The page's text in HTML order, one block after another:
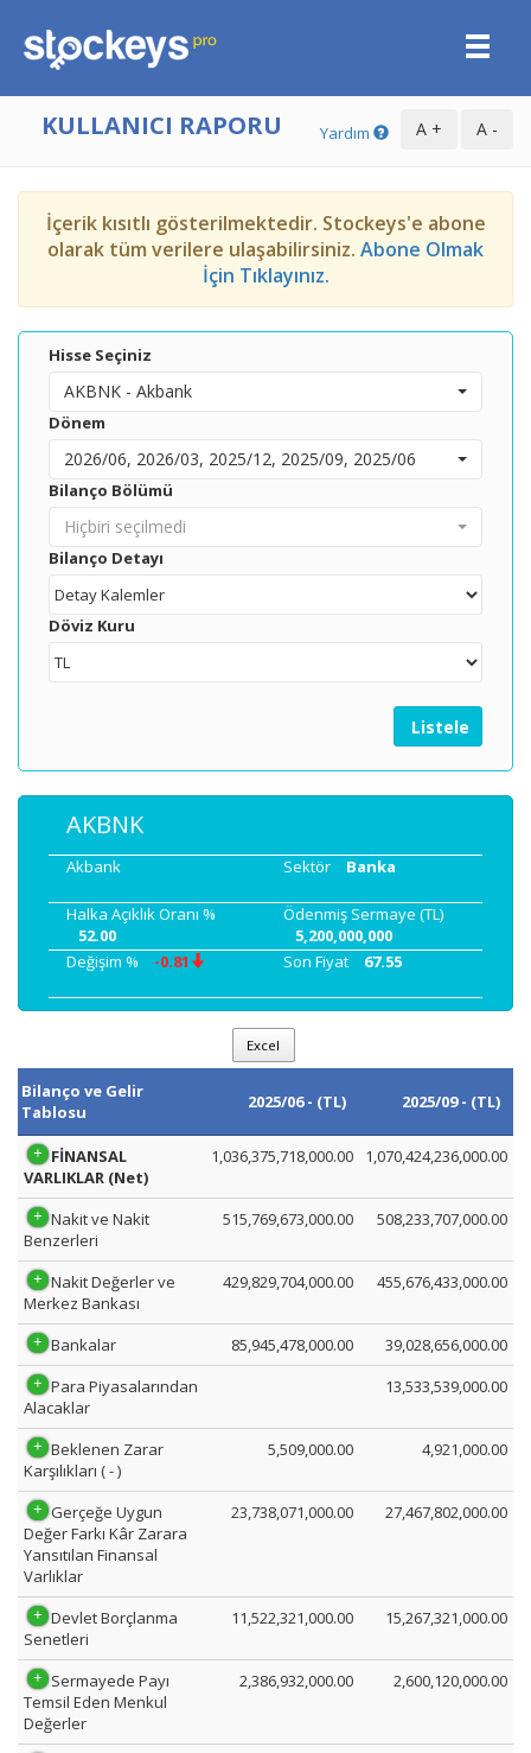
KULLANICI RAPORU Yardım
İçerik kısıtlı gösterilmektedir. Stockeys'e abone
olarak tüm verilere ulaşabilirsiniz. Abone Olmak
İçin Tıklayınız.
Hisse Seçiniz
AKBNK - Akbank
Dönem
2026/06, 2026/03, 2025/12, 2025/09, 2025/06
Bilanço Bölümü
Hiçbiri seçilmedi
Bilanço Detayı
Döviz Kuru
Listele
AKBNK
Akbank Sektör Banka
Halka Açıklık Oranı %
52.00
Ödenmiş Sermaye (TL)
5,200,000,000
Değişim %
-0.81 Son Fiyat 67.55
Excel
Bilanço ve Gelir
Tablosu
2025/06 - (TL) 2025/09 - (TL)
FİNANSAL
VARLIKLAR (Net)
1,036,375,718,000.00 1,070,424,236,000.00
Nakit ve Nakit
Benzerleri
515,769,673,000.00 508,233,707,000.00
Nakit Değerler ve
Merkez Bankası
429,829,704,000.00 455,676,433,000.00
Bankalar 85,945,478,000.00
39,028,656,000.00
Para Piyasalarından
Alacaklar
13,533,539,000.00
Beklenen Zarar
Karşılıkları ( - )
5,509,000.00 4,921,000.00
Gerçeğe Uygun
Değer Farkı Kâr Zarara
Yansıtılan Finansal
Varlıklar
23,738,071,000.00 27,467,802,000.00
Devlet Borçlanma
Senetleri
11,522,321,000.00 15,267,321,000.00
Sermayede Payı
Temsil Eden Menkul
Değerler
2,386,932,000.00 2,600,120,000.00